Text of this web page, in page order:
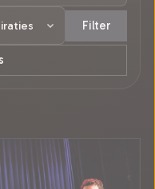
Filter